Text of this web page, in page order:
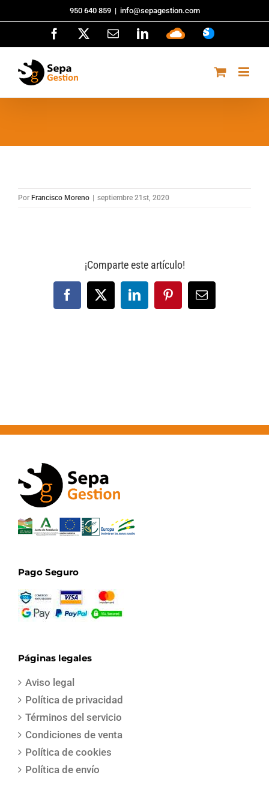
al
950 640 859 | info@sepagestion.com
Facebook
CorreoLinkedIn
Sepa
Por Francisco Moreno | septiembre 21st, 2020
¡Comparte este artículo!
Facebook
X LinkedInPinterestCorreo
electrónico
Pago Seguro
Páginas legales
Aviso legal
Política de privacidad
Términos del servicio
Condiciones de venta
Política de cookies
Política de envío